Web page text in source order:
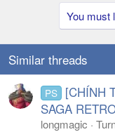
You must
Similar threads
PS
[CHÍNH
SAGA
longmagic